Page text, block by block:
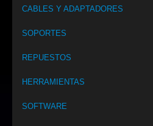
CABLES Y ADAPTADORES
SOPORTES
REPUESTOS
HERRAMIENTAS
SOFTWARE